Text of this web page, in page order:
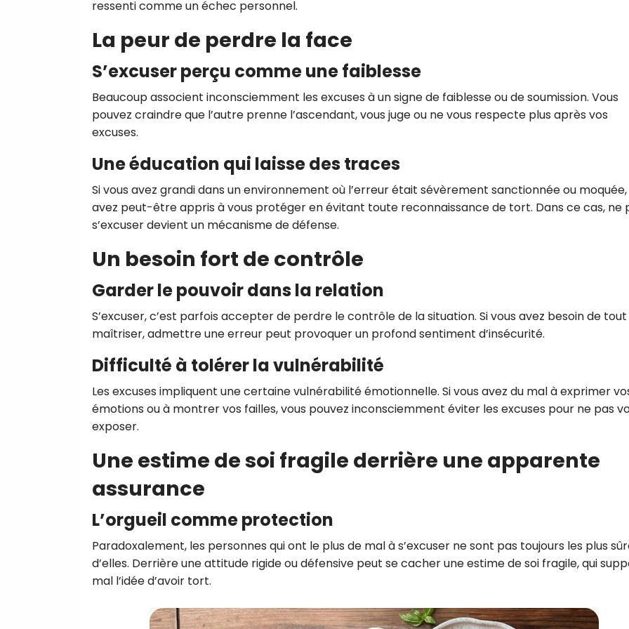
ressenti comme un échec personnel.
La peur de perdre la face
S’excuser perçu comme une faiblesse
Beaucoup associent inconsciemment les excuses à un signe de faiblesse ou de soumission. Vous
pouvez craindre que l’autre prenne l’ascendant, vous juge ou ne vous respecte plus après vos
excuses.
Une éducation qui laisse des traces
Si vous avez grandi dans un environnement où l’erreur était sévèrement sanctionnée ou moquée,
avez peut-être appris à vous protéger en évitant toute reconnaissance de tort. Dans ce cas, ne
s’excuser devient un mécanisme de défense.
Un besoin fort de contrôle
Garder le pouvoir dans la relation
S’excuser, c’est parfois accepter de perdre le contrôle de la situation. Si vous avez besoin de tout
maîtriser, admettre une erreur peut provoquer un profond sentiment d’insécurité.
Difficulté à tolérer la vulnérabilité
Les excuses impliquent une certaine vulnérabilité émotionnelle. Si vous avez du mal à exprimer
émotions ou à montrer vos failles, vous pouvez inconsciemment éviter les excuses pour ne pas
exposer.
Une estime de soi fragile derrière une apparente
assurance
L’orgueil comme protection
Paradoxalement, les personnes qui ont le plus de mal à s’excuser ne sont pas toujours les plus
d’elles. Derrière une attitude rigide ou défensive peut se cacher une estime de soi fragile, qui
mal l’idée d’avoir tort.